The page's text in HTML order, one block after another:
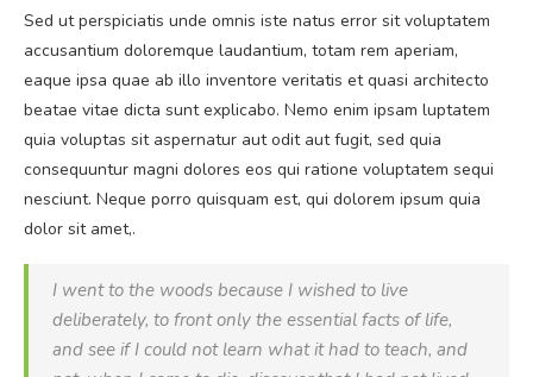
Sed ut perspiciatis unde omnis iste natus error sit voluptatem
accusantium doloremque laudantium, totam rem aperiam,
eaque ipsa quae ab illo inventore veritatis et quasi architecto
beatae vitae dicta sunt explicabo. Nemo enim ipsam luptatem
quia voluptas sit aspernatur aut odit aut fugit, sed quia
consequuntur magni dolores eos qui ratione voluptatem sequi
nesciunt. Neque porro quisquam est, qui dolorem ipsum quia
dolor sit amet,.
I went to the woods because I wished to live
deliberately, to front only the essential facts of life,
and see if I could not learn what it had to teach, and